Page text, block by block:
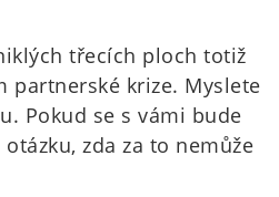
třecích ploch totiž
partnerské krize. Myslete
Pokud se s vámi bude
zda za to nemůže